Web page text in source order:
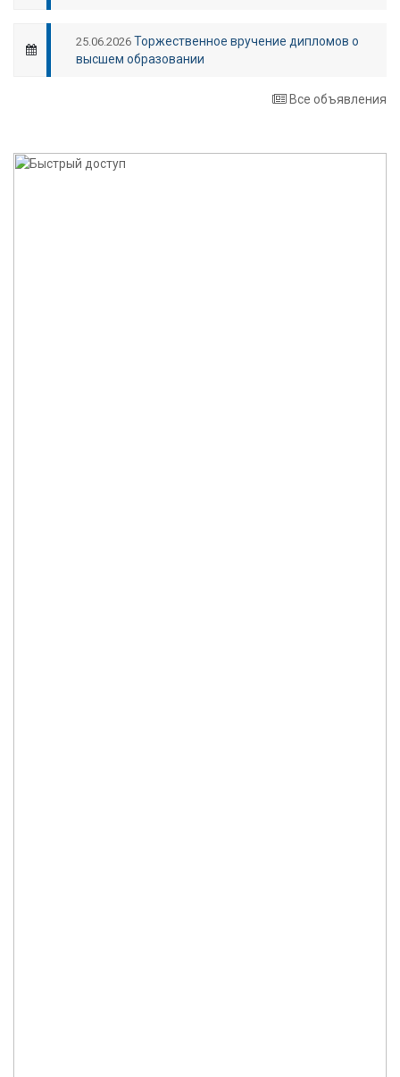
25.06.2026 Торжественное вручение дипломов о
высшем образовании
Все объявления